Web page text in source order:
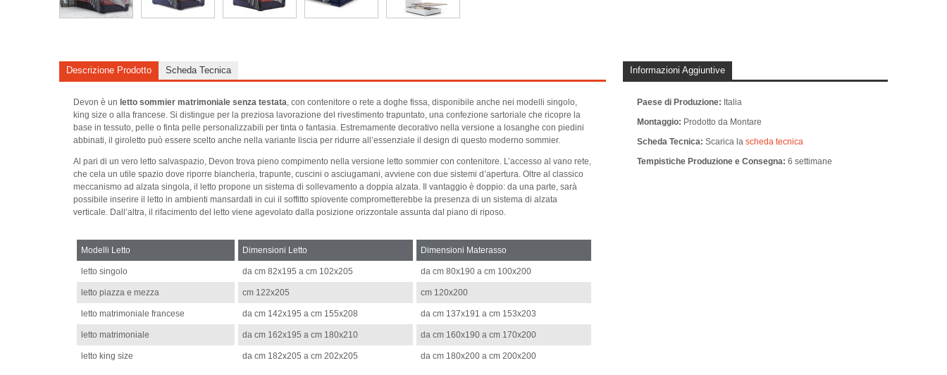
Descrizione Prodotto Scheda Tecnica
Devon è un letto sommier matrimoniale senza testata, con contenitore o rete a doghe fissa, disponibile anche nei modelli singolo,
king size o alla francese. Si distingue per la preziosa lavorazione del rivestimento trapuntato, una confezione sartoriale che ricopre la
base in tessuto, pelle o finta pelle personalizzabili per tinta o fantasia. Estremamente decorativo nella versione a losanghe con piedini
abbinati, il giroletto può essere scelto anche nella variante liscia per ridurre all’essenziale il design di questo moderno sommier.
Al pari di un vero letto salvaspazio, Devon trova pieno compimento nella versione letto sommier con contenitore. L’accesso al vano rete,
che cela un utile spazio dove riporre biancheria, trapunte, cuscini o asciugamani, avviene con due sistemi d’apertura. Oltre al classico
meccanismo ad alzata singola, il letto propone un sistema di sollevamento a doppia alzata. Il vantaggio è doppio: da una parte, sarà
possibile inserire il letto in ambienti mansardati in cui il soffitto spiovente comprometterebbe la presenza di un sistema di alzata
verticale. Dall’altra, il rifacimento del letto viene agevolato dalla posizione orizzontale assunta dal piano di riposo.
Modelli Letto Dimensioni Letto Dimensioni Materasso
letto singolo da cm 82x195 a cm 102x205 da cm 80x190 a cm 100x200
letto piazza e mezza cm 122x205 cm 120x200
letto matrimoniale francese da cm 142x195 a cm 155x208 da cm 137x191 a cm 153x203
letto matrimoniale da cm 162x195 a cm 180x210 da cm 160x190 a cm 170x200
letto king size da cm 182x205 a cm 202x205 da cm 180x200 a cm 200x200
Informazioni Aggiuntive
Paese di Produzione: Italia
Montaggio: Prodotto da Montare
Scheda Tecnica: Scarica la scheda tecnica
Tempistiche Produzione e Consegna: 6 settimane